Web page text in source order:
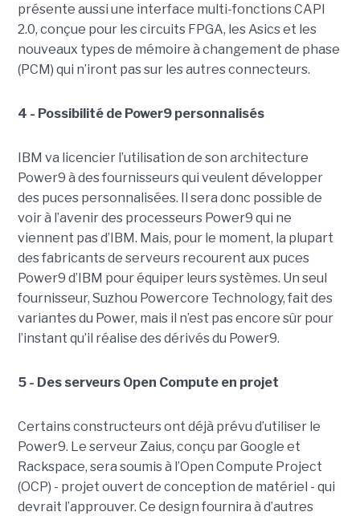
présente aussi une interface multi-fonctions CAPI
2.0, conçue pour les circuits FPGA, les Asics et les
nouveaux types de mémoire à changement de phase
(PCM) qui n’iront pas sur les autres connecteurs.
4 - Possibilité de Power9 personnalisés
IBM va licencier l’utilisation de son architecture
Power9 à des fournisseurs qui veulent développer
des puces personnalisées. Il sera donc possible de
voir à l’avenir des processeurs Power9 qui ne
viennent pas d’IBM. Mais, pour le moment, la plupart
des fabricants de serveurs recourent aux puces
Power9 d’IBM pour équiper leurs systèmes. Un seul
fournisseur, Suzhou Powercore Technology, fait des
variantes du Power, mais il n’est pas encore sûr pour
l’instant qu’il réalise des dérivés du Power9.
5 - Des serveurs Open Compute en projet
Certains constructeurs ont déjà prévu d’utiliser le
Power9. Le serveur Zaius, conçu par Google et
Rackspace, sera soumis à l’Open Compute Project
(OCP) - projet ouvert de conception de matériel - qui
devrait l’approuver. Ce design fournira à d’autres